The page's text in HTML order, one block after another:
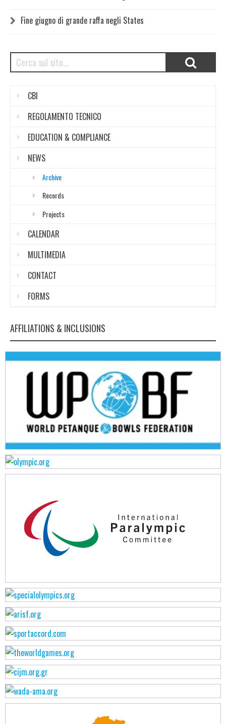
Fine giugno di grande raffa negli States
CBI
REGOLAMENTO TECNICO
EDUCATION & COMPLIANCE
NEWS
Archive
Records
Projects
CALENDAR
MULTIMEDIA
CONTACT
FORMS
AFFILIATIONS & INCLUSIONS